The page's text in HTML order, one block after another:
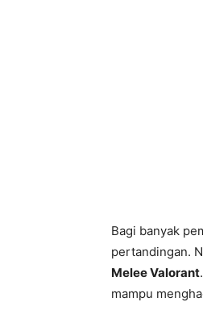
Bagi banyak
pertandingan.
Melee Valorant
mampu